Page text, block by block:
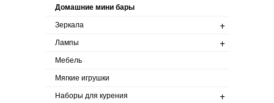
Домашние мини бары
Зеркала +
Лампы +
Мебель
Мягкие игрушки
Наборы для курения +